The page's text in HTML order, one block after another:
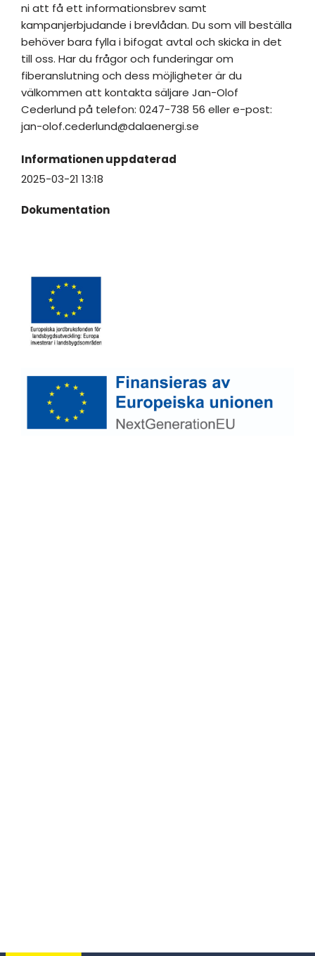
ni att få ett informationsbrev samt
kampanjerbjudande i brevlådan. Du som vill beställa
behöver bara fylla i bifogat avtal och skicka in det
till oss. Har du frågor och funderingar om
fiberanslutning och dess möjligheter är du
välkommen att kontakta säljare Jan-Olof
Cederlund på telefon: 0247-738 56 eller e-post:
jan-olof.cederlund@dalaenergi.se
Informationen uppdaterad
2025-03-21 13:18
Dokumentation